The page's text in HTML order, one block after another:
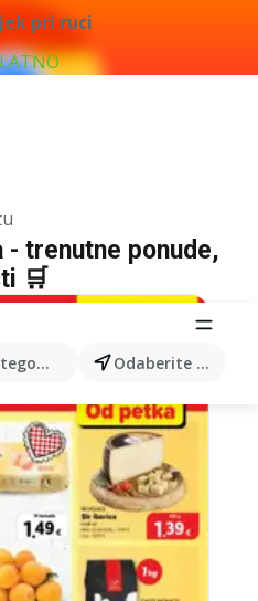
pri ruci
proizvode... Odaberite grad
trenutne ponude,
🛒